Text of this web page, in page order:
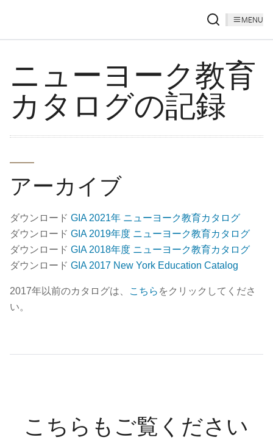
MENU
ニューヨーク教育
カタログの記録
アーカイブ
ダウンロード GIA 2021年 ニューヨーク教育カタログ
ダウンロード GIA 2019年度 ニューヨーク教育カタログ
ダウンロード GIA 2018年度 ニューヨーク教育カタログ
ダウンロード GIA 2017 New York Education Catalog
2017年以前のカタログは、 こちら をクリックしてくださ
い。
こちらもご覧ください